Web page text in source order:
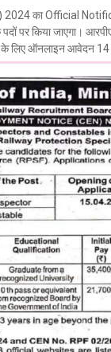
का Official
पर किया जाएगा।
के लिए ऑनलाइन आवेदन